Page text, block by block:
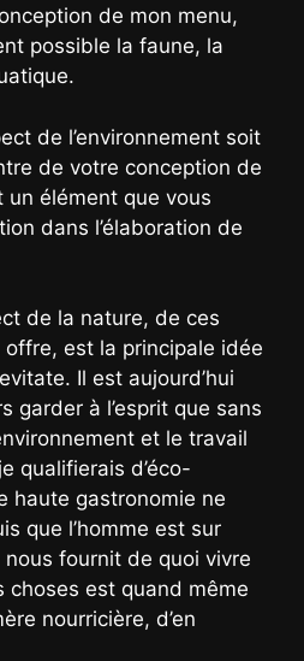
de mon menu,
possible la faune, la
de l’environnement soit
de votre conception de
un élément que vous
dans l’élaboration de
de la nature, de ces
offre, est la principale idée
Il est aujourd’hui
garder à l’esprit que sans
et le travail
qualifierais d’éco-
haute gastronomie ne
que l’homme est sur
fournit de quoi vivre
choses est quand même
nourricière, d’en